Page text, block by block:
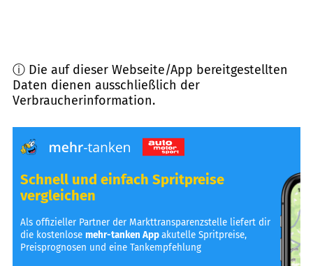
ⓘ Die auf dieser Webseite/App bereitgestellten
Daten dienen ausschließlich der
Verbraucherinformation.
Schnell und einfach Spritpreise
vergleichen
Als offizieller Partner der Markttransparenzstelle liefert dir
die kostenlosemehr-tanken Appakutelle Spritpreise,
Preisprognosen und eine Tankempfehlung